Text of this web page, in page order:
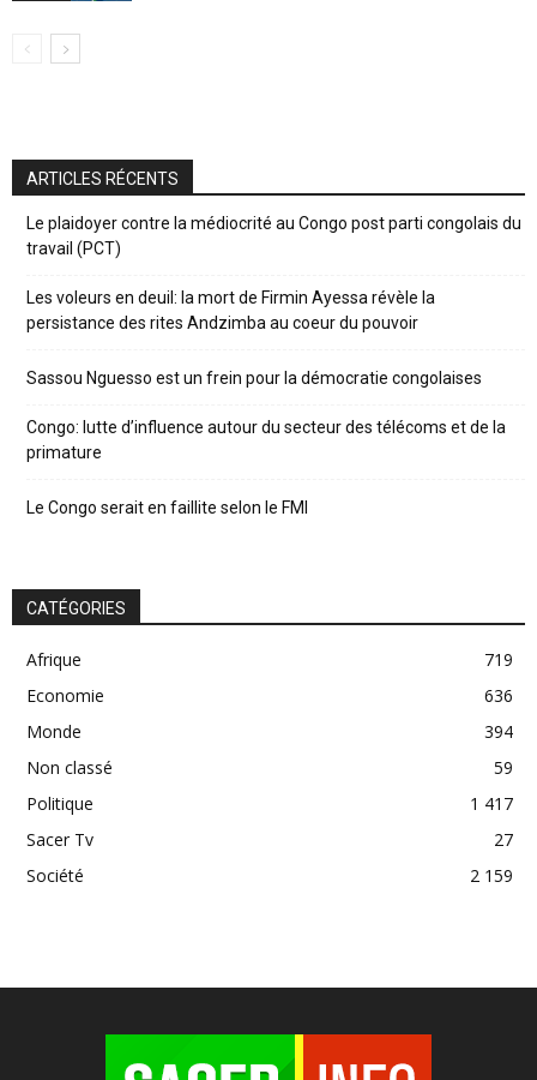
ARTICLES RÉCENTS
Le plaidoyer contre la médiocrité au Congo post parti congolais du
travail (PCT)
Les voleurs en deuil: la mort de Firmin Ayessa révèle la
persistance des rites Andzimba au coeur du pouvoir
Sassou Nguesso est un frein pour la démocratie congolaises
Congo: lutte d’influence autour du secteur des télécoms et de la
primature
Le Congo serait en faillite selon le FMI
CATÉGORIES
Afrique
719
Economie
636
Monde
394
Non classé
59
Politique
1 417
Sacer Tv
27
Société
2 159